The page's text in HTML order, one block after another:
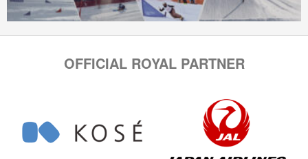
OFFICIAL ROYAL PARTNER